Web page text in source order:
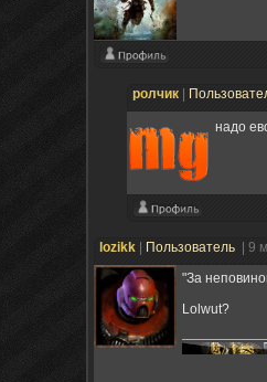
ролчик
надо
lozikk Пользователь
| 9
"За
Lolwut?